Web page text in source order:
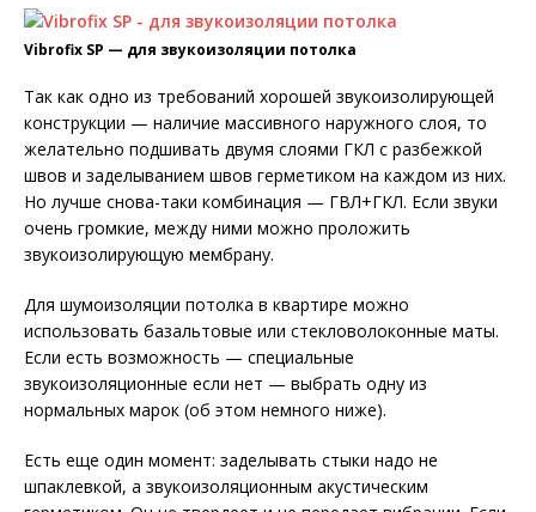
Vibrofix SP — для звукоизоляции потолка
Так как одно из требований хорошей звукоизолирующей
конструкции — наличие массивного наружного слоя, то
желательно подшивать двумя слоями ГКЛ с разбежкой
швов и заделыванием швов герметиком на каждом из них.
Но лучше снова-таки комбинация — ГВЛ+ГКЛ. Если звуки
очень громкие, между ними можно проложить
звукоизолирующую мембрану.
Для шумоизоляции потолка в квартире можно
использовать базальтовые или стекловолоконные маты.
Если есть возможность — специальные
звукоизоляционные если нет — выбрать одну из
нормальных марок (об этом немного ниже).
Есть еще один момент: заделывать стыки надо не
шпаклевкой, а звукоизоляционным акустическим